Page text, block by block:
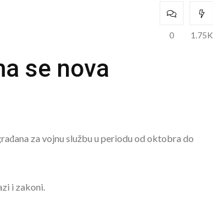
0 1.75K
se nova
za vojnu službu u periodu od oktobra do
i zakoni.